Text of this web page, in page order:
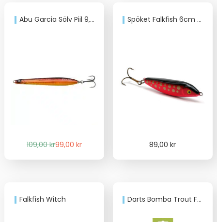
Abu Garcia Sölv Piil 9,5cm, 22g
109,00krDet
99,00kr
Det
Spöket Falkfish 6cm 18g
89,00kr
Falkfish Witch Darts Bomba Trout Floating